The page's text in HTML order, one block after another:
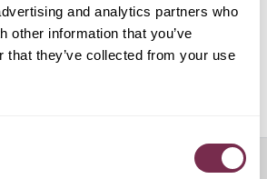
and analytics partners who
other information that you’ve
that they’ve collected from your use
Digital Onboarding
temporanea del noleggio